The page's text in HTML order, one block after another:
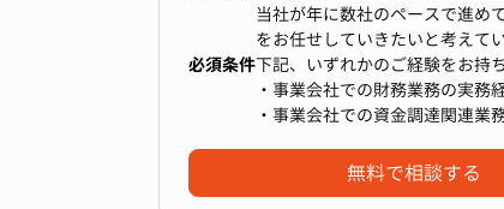
▼ 監査法人対応・開示資料の品
上場準備フェーズとして、監査
す。
▼ データチームとの連携強化
データチームと協働し、経理
【全社横断的なキャリアパス】
財務企画部に固定されるわけで
・経営企画部門など他のコーポ
・事業部への役割拡張（事業側
【成長企業における業務経験】
成長企業ならではの変化に富
【多種多様なサービス対応】
様々なサービスがあり、それ
当社が年に数社のペースで進め
をお任せしていきたいと考えてい
自己のキャリアップとしてIT業
だけでなく税務、管理会計、経
え、マルチタスク処理能力の取
【具体的な業務詳細】
必須条件下記、いずれかのご経験をお持
・事業会社での財務業務の実務
・事業会社での資金調達関連業
無料で相談する